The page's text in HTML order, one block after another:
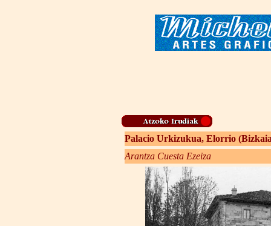
Palacio Urkizukua, Elorrio
Arantza Cuesta Ezeiza